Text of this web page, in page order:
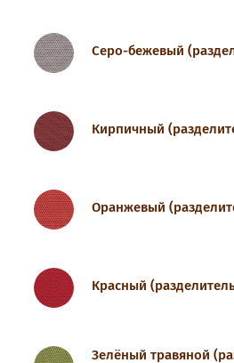
Серо-бежевый
Кирпичный
Оранжевый
Красный
Зелёный травяной